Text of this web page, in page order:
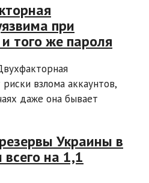
при
того же пароля
взлома аккаунтов,
даже она бывает
Украины в
на 1,1